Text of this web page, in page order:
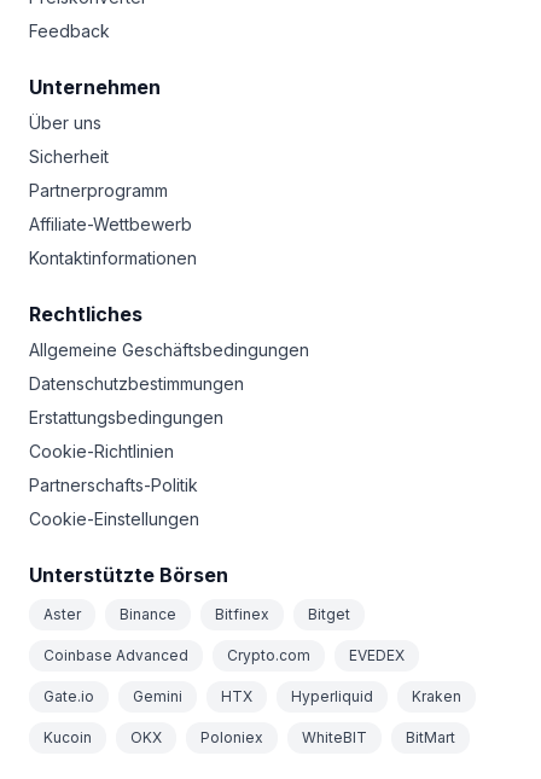
Feedback
Unternehmen
Über uns
Sicherheit
Partnerprogramm
Affiliate-Wettbewerb
Kontaktinformationen
Rechtliches
Allgemeine Geschäftsbedingungen
Datenschutzbestimmungen
Erstattungsbedingungen
Cookie-Richtlinien
Partnerschafts-Politik
Cookie-Einstellungen
Unterstützte Börsen
Aster Binance Bitfinex Bitget
Coinbase Advanced Crypto.com EVEDEX
Gate.io Gemini HTX Hyperliquid Kraken
Kucoin OKX Poloniex WhiteBIT BitMart